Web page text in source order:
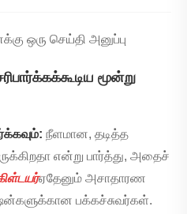
ஒரு செய்தி அனுப்பு
மூன்று
நீளமான, தடித்த
என்று பார்த்து, அதைச்
டயர்ஏதேனும் அசாதாரண
பக்கச்சுவர்கள்.